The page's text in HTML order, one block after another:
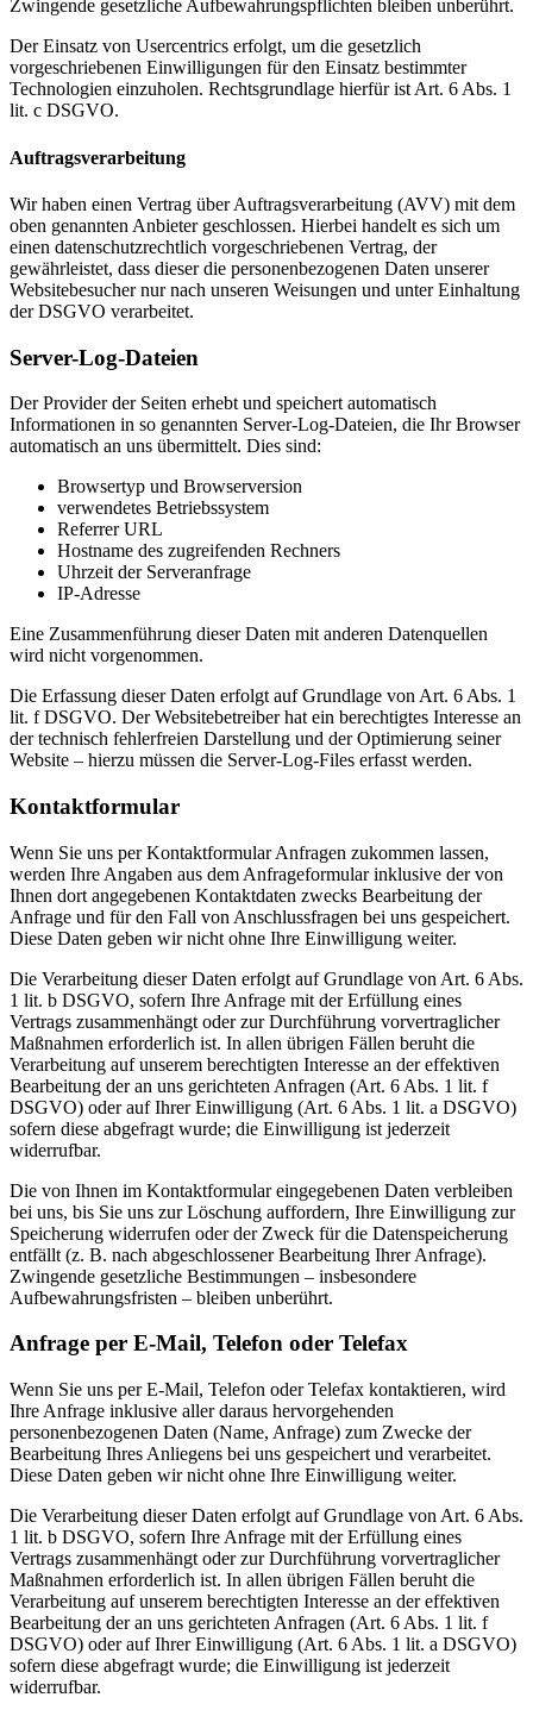
Zwingende gesetzliche Aufbewahrungspflichten bleiben unberührt.
Der Einsatz von Usercentrics erfolgt, um die gesetzlich
vorgeschriebenen Einwilligungen für den Einsatz bestimmter
Technologien einzuholen. Rechtsgrundlage hierfür ist Art. 6 Abs. 1
lit. c DSGVO.
Auftragsverarbeitung
Wir haben einen Vertrag über Auftragsverarbeitung (AVV) mit dem
oben genannten Anbieter geschlossen. Hierbei handelt es sich um
einen datenschutzrechtlich vorgeschriebenen Vertrag, der
gewährleistet, dass dieser die personenbezogenen Daten unserer
Websitebesucher nur nach unseren Weisungen und unter Einhaltung
der DSGVO verarbeitet.
Server-Log-Dateien
Der Provider der Seiten erhebt und speichert automatisch
Informationen in so genannten Server-Log-Dateien, die Ihr Browser
automatisch an uns übermittelt. Dies sind:
Browsertyp und Browserversion
verwendetes Betriebssystem
Referrer URL
Hostname des zugreifenden Rechners
Uhrzeit der Serveranfrage
IP-Adresse
Eine Zusammenführung dieser Daten mit anderen Datenquellen
wird nicht vorgenommen.
Die Erfassung dieser Daten erfolgt auf Grundlage von Art. 6 Abs. 1
lit. f DSGVO. Der Websitebetreiber hat ein berechtigtes Interesse an
der technisch fehlerfreien Darstellung und der Optimierung seiner
Website – hierzu müssen die Server-Log-Files erfasst werden.
Kontaktformular
Wenn Sie uns per Kontaktformular Anfragen zukommen lassen,
werden Ihre Angaben aus dem Anfrageformular inklusive der von
Ihnen dort angegebenen Kontaktdaten zwecks Bearbeitung der
Anfrage und für den Fall von Anschlussfragen bei uns gespeichert.
Diese Daten geben wir nicht ohne Ihre Einwilligung weiter.
Die Verarbeitung dieser Daten erfolgt auf Grundlage von Art. 6 Abs.
1 lit. b DSGVO, sofern Ihre Anfrage mit der Erfüllung eines
Vertrags zusammenhängt oder zur Durchführung vorvertraglicher
Maßnahmen erforderlich ist. In allen übrigen Fällen beruht die
Verarbeitung auf unserem berechtigten Interesse an der effektiven
Bearbeitung der an uns gerichteten Anfragen (Art. 6 Abs. 1 lit. f
DSGVO) oder auf Ihrer Einwilligung (Art. 6 Abs. 1 lit. a DSGVO)
sofern diese abgefragt wurde; die Einwilligung ist jederzeit
widerrufbar.
Die von Ihnen im Kontaktformular eingegebenen Daten verbleiben
bei uns, bis Sie uns zur Löschung auffordern, Ihre Einwilligung zur
Speicherung widerrufen oder der Zweck für die Datenspeicherung
entfällt (z. B. nach abgeschlossener Bearbeitung Ihrer Anfrage).
Zwingende gesetzliche Bestimmungen – insbesondere
Aufbewahrungsfristen – bleiben unberührt.
Anfrage per E-Mail, Telefon oder Telefax
Wenn Sie uns per E-Mail, Telefon oder Telefax kontaktieren, wird
Ihre Anfrage inklusive aller daraus hervorgehenden
personenbezogenen Daten (Name, Anfrage) zum Zwecke der
Bearbeitung Ihres Anliegens bei uns gespeichert und verarbeitet.
Diese Daten geben wir nicht ohne Ihre Einwilligung weiter.
Die Verarbeitung dieser Daten erfolgt auf Grundlage von Art. 6 Abs.
1 lit. b DSGVO, sofern Ihre Anfrage mit der Erfüllung eines
Vertrags zusammenhängt oder zur Durchführung vorvertraglicher
Maßnahmen erforderlich ist. In allen übrigen Fällen beruht die
Verarbeitung auf unserem berechtigten Interesse an der effektiven
Bearbeitung der an uns gerichteten Anfragen (Art. 6 Abs. 1 lit. f
DSGVO) oder auf Ihrer Einwilligung (Art. 6 Abs. 1 lit. a DSGVO)
sofern diese abgefragt wurde; die Einwilligung ist jederzeit
widerrufbar.